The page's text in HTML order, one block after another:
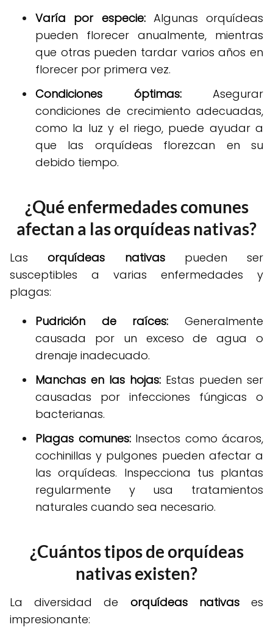
Varía por especie:Algunas orquídeas
pueden florecer anualmente, mientras
que otras pueden tardar varios años en
florecer por primera vez.
Condiciones óptimas:Asegurar
condiciones de crecimiento adecuadas,
como la luz y el riego, puede ayudar a
que las orquídeas florezcan en su
debido tiempo.
¿Qué enfermedades comunes
afectan a las orquídeas nativas?
Lasorquídeas nativaspueden ser
susceptibles a varias enfermedades y
plagas:
Pudrición de raíces: Generalmente
causada por un exceso de agua o
drenaje inadecuado.
Manchas en las hojas: Estas pueden ser
causadas por infecciones fúngicas o
bacterianas.
Plagas comunes:Insectos como ácaros,
cochinillas y pulgones pueden afectar a
las orquídeas. Inspecciona tus plantas
regularmente y usa tratamientos
naturales cuando sea necesario.
¿Cuántos tipos de orquídeas
nativas existen?
La diversidad de orquídeas nativases
impresionante: